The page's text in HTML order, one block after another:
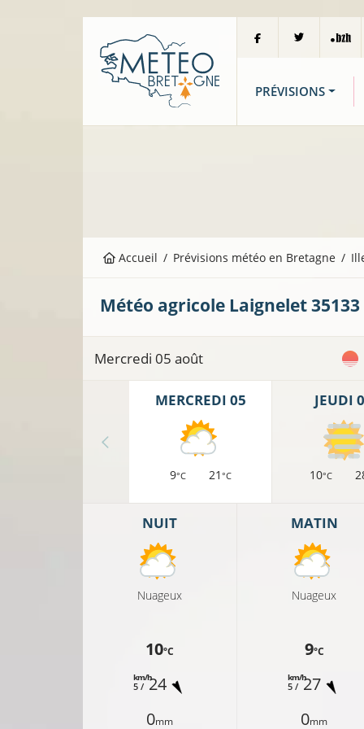
PRÉVISIONS
Accueil Prévisions météo en Bretagne
Météo agricole Laignelet35133
Mercredi 05 août
MERCREDI 05
9°C 21 °C
JEUDI
10°C
NUIT
Nuageux
10°C
5 /
km/h24
0mm
MATIN
Nuageux
9°C
5 /
km/h27
0mm